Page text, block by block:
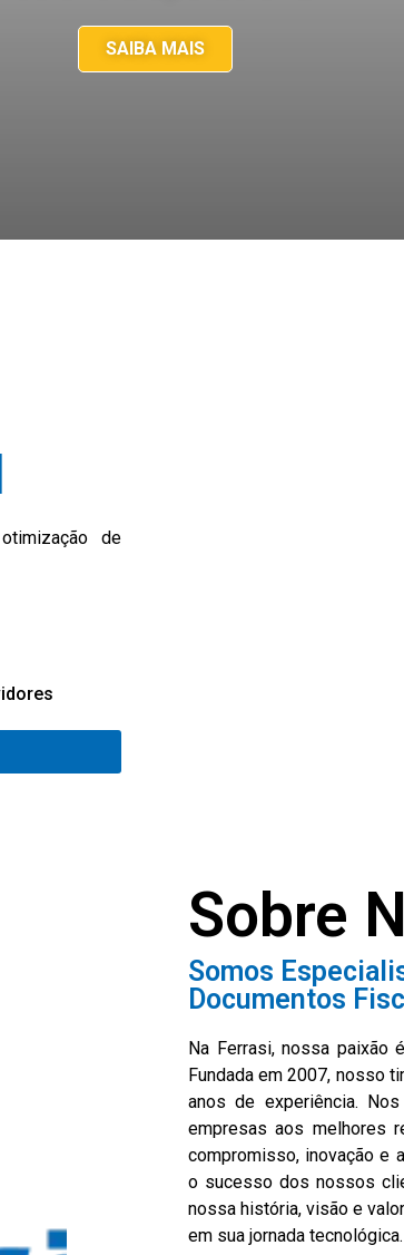
SAIBA MAIS
de
Sobre
Somos
Documentos
Na Ferrasi, nossa paixão
Fundada em 2007, nosso
anos de experiência.
empresas aos melhores
compromisso, inovação e
o sucesso dos nossos
nossa história, visão e
em sua jornada tecnológica.